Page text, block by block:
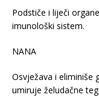
Podstiče i liječi
imunološki sistem.
NANA
Osvježava i eliminiše
umiruje želudačne